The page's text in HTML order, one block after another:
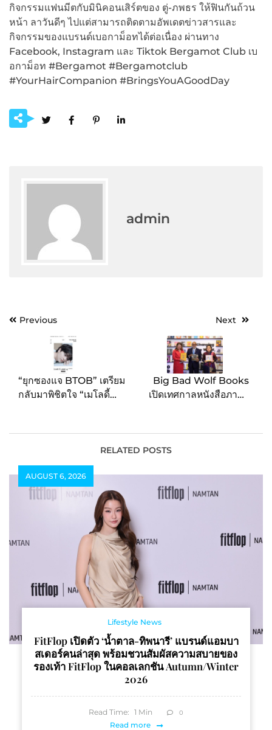
กิจกรรมแฟนมีตกับมินิคอนเสิร์ตของ ตู่-ภพธร ให้ฟินกันถ้วน
หน้า ลาวันดีๆ ไปแต่สามารถติดตามอัพเดตข่าวสารและ
กิจกรรมของแบรนด์เบอกาม็อทได้ต่อเนื่อง ผ่านทาง
Facebook, Instagram และ Tiktok Bergamot Club เบ
อกาม็อท #Bergamot #Bergamotclub
#YourHairCompanion #BringsYouAGoodDay
admin
PostPrevious
“ยุกซองแจ BTOB” เตรียม
กลับมาพิชิตใจ “เมโลดี้
SUNG JAE 2024 Look
BANGKOK 22 มิ.ย.นี้!
Next
Big Bad Wolf Books
เปิดเทศกาลหนังสือภาษา
ทั่วโลกกว่า 2 ล้านเล่ม มอบ
ส่วนลดสูงสุด 95% วันนี้ถึง
Market Bangkok ราช
ประสงค์
RELATED POSTS
AUGUST 6, 2026
Lifestyle News
FitFlop เปิดตัว ‘น้ำตาล-ทิพนารี’ แบรนด์แอมบา
สเดอร์คนล่าสุด พร้อมชวนสัมผัสความสบายของ
รองเท้า FitFlop ในคอลเลกชัน Autumn/Winter
2026
Read Time: 1 Min 0
Read more